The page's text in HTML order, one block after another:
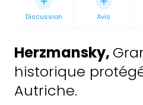
Discussion Avis
Herzmansky,
historique
Autriche.